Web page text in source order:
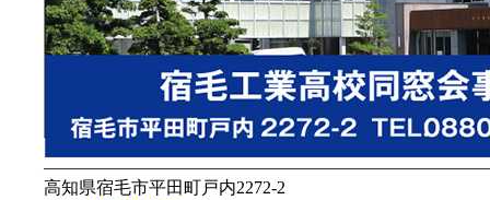
高知県宿毛市平田町戸内2272-2